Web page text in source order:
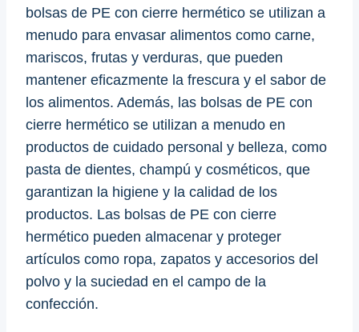
bolsas de PE con cierre hermético se utilizan a
menudo para envasar alimentos como carne,
mariscos, frutas y verduras, que pueden
mantener eficazmente la frescura y el sabor de
los alimentos. Además, las bolsas de PE con
cierre hermético se utilizan a menudo en
productos de cuidado personal y belleza, como
pasta de dientes, champú y cosméticos, que
garantizan la higiene y la calidad de los
productos. Las bolsas de PE con cierre
hermético pueden almacenar y proteger
artículos como ropa, zapatos y accesorios del
polvo y la suciedad en el campo de la
confección.